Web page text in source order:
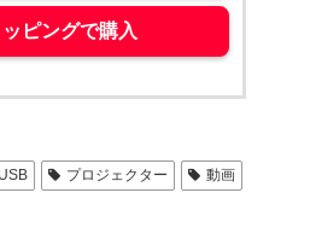
ピングで購入
USB プロジェクター
動画